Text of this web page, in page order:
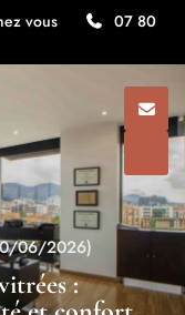
vous
07 80
06/2026)
: